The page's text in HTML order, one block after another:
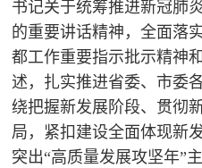
闻
时
政
要
闻
热
点
踪
书记关于统筹推进新冠肺
的重要讲话精神，全面落
都工作重要指示批示精神
述，扎实推进省委、市委
绕把握新发展阶段、贯彻
局，紧扣建设全面体现新
突出“高质量发展攻坚年”